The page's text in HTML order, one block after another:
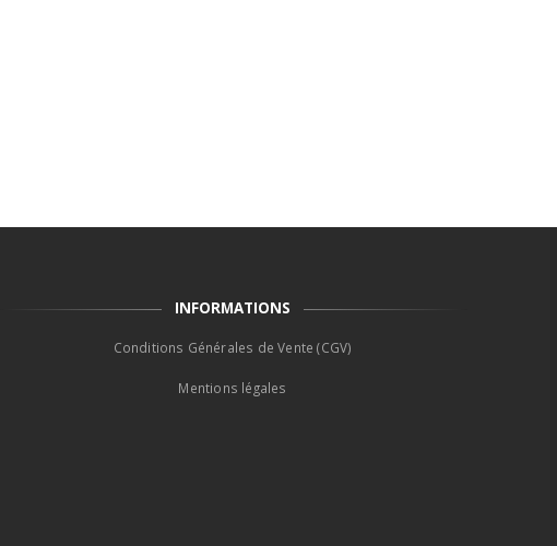
INFORMATIONS
Conditions Générales de Vente (CGV)
Mentions légales